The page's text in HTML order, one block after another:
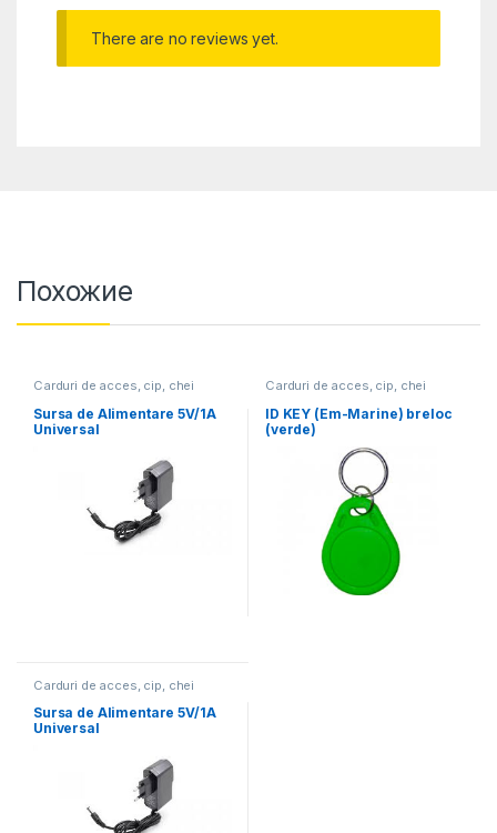
There are no reviews yet.
Похожие
Carduri de acces, cip, chei
Sursa de Alimentare 5V/1A
Universal
Carduri de acces, cip, chei
ID KEY (Em-Marine) breloc
(verde)
Carduri de acces, cip, chei
Sursa de Alimentare 5V/1A
Universal